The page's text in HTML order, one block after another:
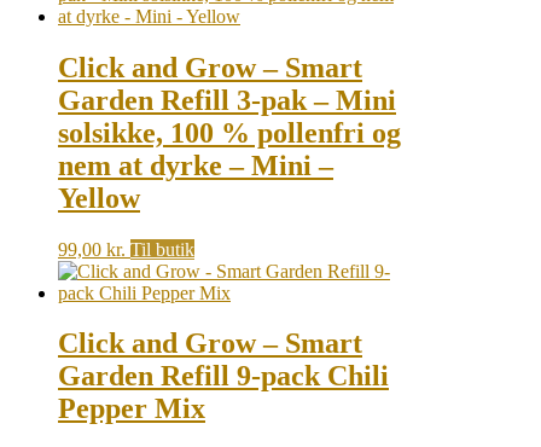
Click and Grow – Smart
Garden Refill 3-pak – Mini
solsikke, 100 % pollenfri og
nem at dyrke – Mini –
Yellow
99,00 kr. Til butik
Click and Grow – Smart
Garden Refill 9-pack Chili
Pepper Mix